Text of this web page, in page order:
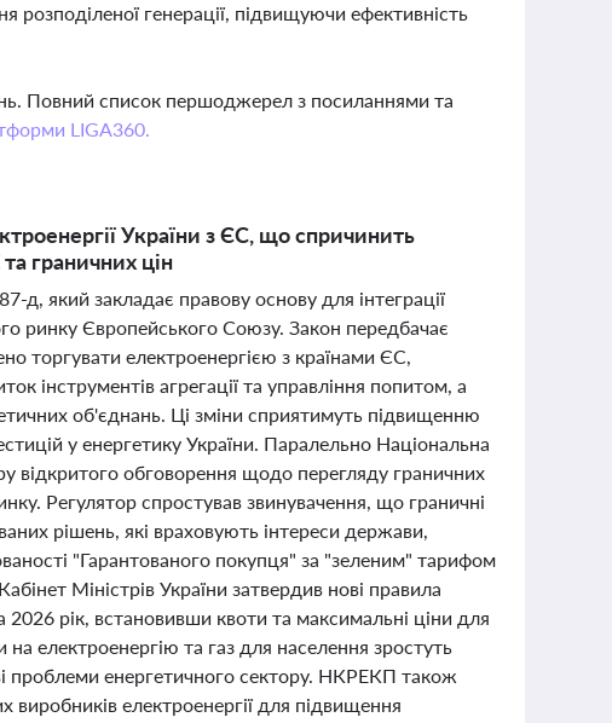
генерації, підвищуючи ефективність
Повний список першоджерел з посиланнями та
LIGA360.
України з ЄС, що спричинить
граничних цін
який закладає правову основу для інтеграції
ринку Європейського Союзу. Закон передбачає
торгувати електроенергією з країнами ЄС,
інструментів агрегації та управління попитом, а
об'єднань. Ці зміни сприятимуть підвищенню
у енергетику України. Паралельно Національна
відкритого обговорення щодо перегляду граничних
Регулятор спростував звинувачення, що граничні
рішень, які враховують інтереси держави,
"Гарантованого покупця" за "зеленим" тарифом
Міністрів України затвердив нові правила
рік, встановивши квоти та максимальні ціни для
електроенергію та газ для населення зростуть
проблеми енергетичного сектору. НКРЕКП також
електроенергії для підвищення